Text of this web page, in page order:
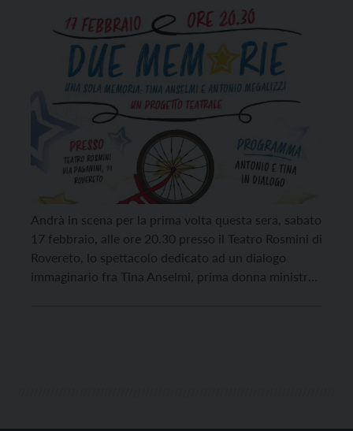
Antonio Megalizzi
Andrà in scena per la prima volta questa sera, sabato
17 febbraio, alle ore 20.30 presso il Teatro Rosmini di
Rovereto, lo spettacolo dedicato ad un dialogo
immaginario fra Tina Anselmi, prima donna ministra